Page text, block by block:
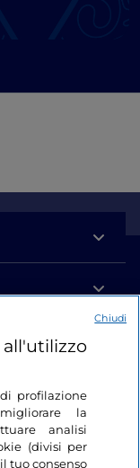
profilazione
la
analisi
(divisi per
tuo consenso
Chiudi